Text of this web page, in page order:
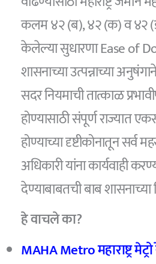
कलम ४२ (ब), ४२ (क) व ४२
केलेल्या सुधारणा Ease of
शासनाच्या उत्पन्नाच्या
सदर नियमाची तात्काळ
होण्यासाठी संपूर्ण राज्यात
होण्याच्या दृष्टीकोनातून सर्व
अधिकारी यांना कार्यवाही
देण्याबाबतची बाब शासनाच्या
हे वाचले का?
MAHA Metro महाराष्ट्र